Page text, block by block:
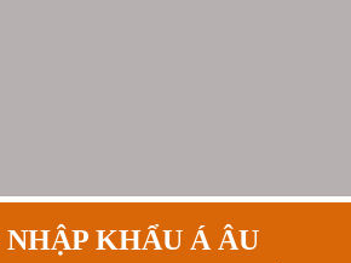
KHẨU Á ÂU